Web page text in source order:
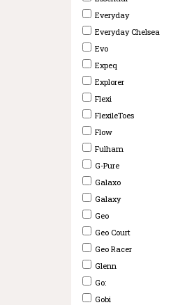
Everyday
Everyday Chelsea
Evo
Expeq
Explorer
Flexi
FlexileToes
Flow
Fulham
G-Pure
Galaxo
Galaxy
Geo
Geo Court
Geo Racer
Glenn
Go:
Gobi